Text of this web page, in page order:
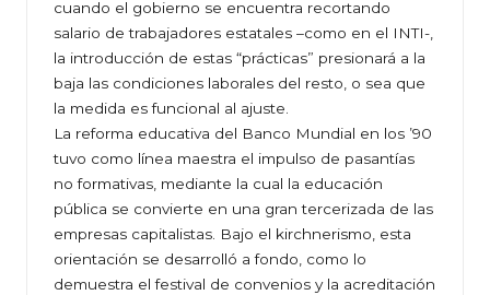
cuando el gobierno se encuentra recortando
salario de trabajadores estatales –como en el INTI-,
la introducción de estas “prácticas” presionará a la
baja las condiciones laborales del resto, o sea que
la medida es funcional al ajuste.
La reforma educativa del Banco Mundial en los ’90
tuvo como línea maestra el impulso de pasantías
no formativas, mediante la cual la educación
pública se convierte en una gran tercerizada de las
empresas capitalistas. Bajo el kirchnerismo, esta
orientación se desarrolló a fondo, como lo
demuestra el festival de convenios y la acreditación